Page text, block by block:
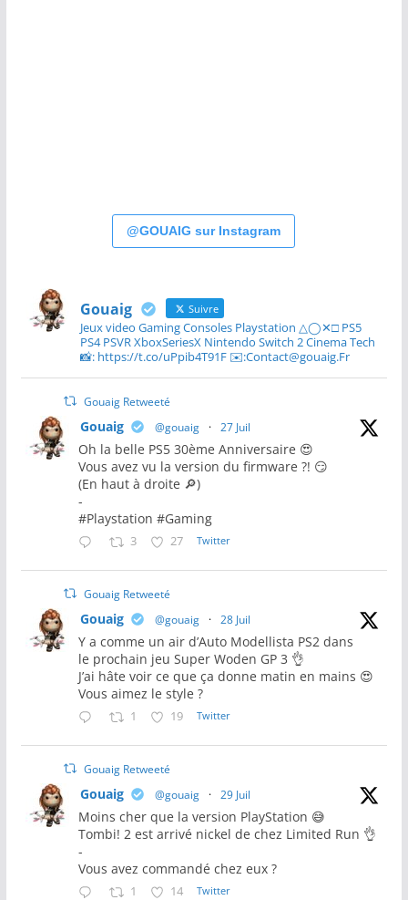
@GOUAIG sur Instagram
Gouaig Suivre
Jeux video Gaming Consoles Playstation △◯✕□ PS5
PS4 PSVR XboxSeriesX Nintendo Switch 2 Cinema Tech
📸: https://t.co/uPpib4T91F ✉️:Contact@gouaig.Fr
Gouaig Retweeté
Gouaig @gouaig · 27 Juil
Oh la belle PS5 30ème Anniversaire 😍
Vous avez vu la version du firmware ?! 😏
(En haut à droite 🔎)
-
#Playstation #Gaming
3 27 Twitter
Gouaig Retweeté
Gouaig @gouaig · 28 Juil
Y a comme un air d’Auto Modellista PS2 dans
le prochain jeu Super Woden GP 3 👌
J’ai hâte voir ce que ça donne matin en mains 😍
Vous aimez le style ?
1 19 Twitter
Gouaig Retweeté
Gouaig @gouaig · 29 Juil
Moins cher que la version PlayStation 😅
Tombi! 2 est arrivé nickel de chez Limited Run 👌
-
Vous avez commandé chez eux ?
1 14 Twitter